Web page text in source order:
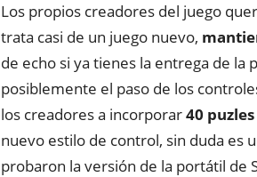
Los propios creadores del juego
trata casi de un juego nuevo,
de echo si ya tienes la entrega de
posiblemente el paso de los
los creadores a incorporar40
nuevo estilo de control, sin duda es
probaron la versión de la portátil de